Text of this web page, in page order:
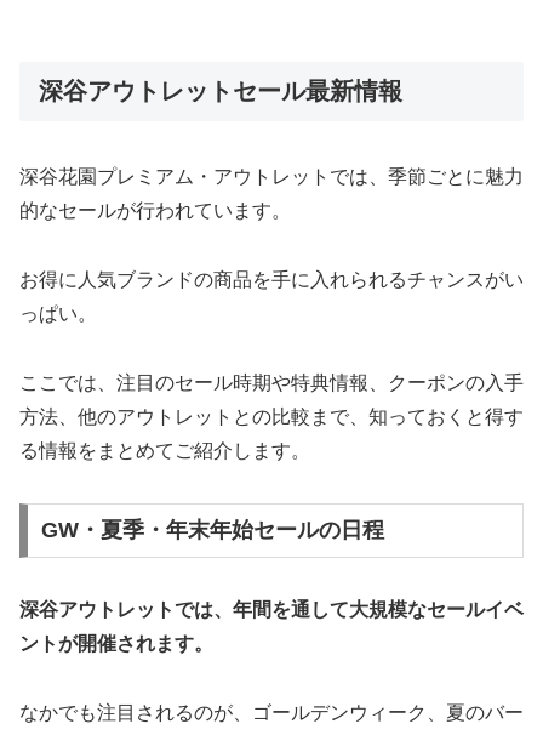
深谷アウトレットセール最新情報
深谷花園プレミアム・アウトレットでは、季節ごとに魅力
的なセールが行われています。
お得に人気ブランドの商品を手に入れられるチャンスがい
っぱい。
ここでは、注目のセール時期や特典情報、クーポンの入手
方法、他のアウトレットとの比較まで、知っておくと得す
る情報をまとめてご紹介します。
GW・夏季・年末年始セールの日程
深谷アウトレットでは、年間を通して大規模なセールイベ
ントが開催されます。
なかでも注目されるのが、ゴールデンウィーク、夏のバー